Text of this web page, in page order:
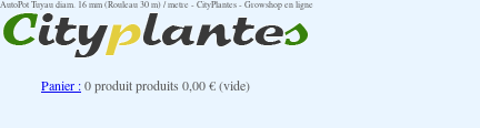
AutoPot Tuyau diam. 16 mm (Rouleau 30 m) / metre - CityPlantes - Growshop en ligne
Panier :0produitproduits 0,00 €(vide)